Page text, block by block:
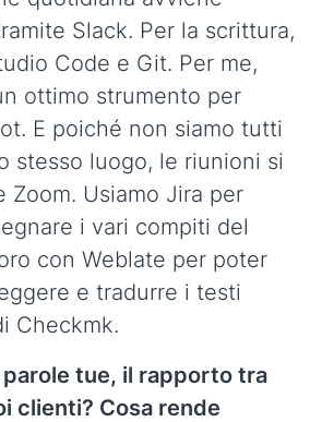
Slack. Per la scrittura,
Code e Git. Per me,
ottimo strumento per
E poiché non siamo tutti
stesso luogo, le riunioni si
Zoom. Usiamo Jira per
i vari compiti del
con Weblate per poter
e tradurre i testi
Checkmk.
tue, il rapporto tra
clienti? Cosa rende